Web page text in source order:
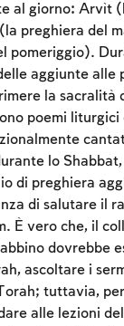
al giorno: Arvìt
preghiera del
pomeriggio).
aggiunte alle
la sacralità
poemi liturgici
lo
di preghiera
di salutare il
È vero che, il
dovrebbe
ascoltare i
tuttavia,
alle lezioni
as
account or log in.